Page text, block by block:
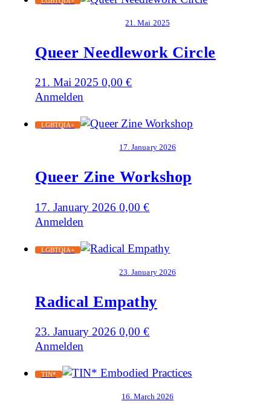
21. Mai 2025
Queer Needlework Circle
21. Mai 2025 0,00€
Anmelden
LGBTQIA+
17. January 2026
Queer Zine Workshop
17. January 2026 0,00€
Anmelden
LGBTQIA+
23. January 2026
Radical Empathy
23. January 2026 0,00€
Anmelden
TIN*
16. March 2026